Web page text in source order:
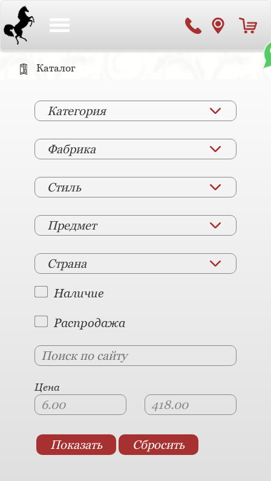
Каталог
Категория
Фабрика
Стиль
Предмет
Страна
Наличие
Распродажа
Цена